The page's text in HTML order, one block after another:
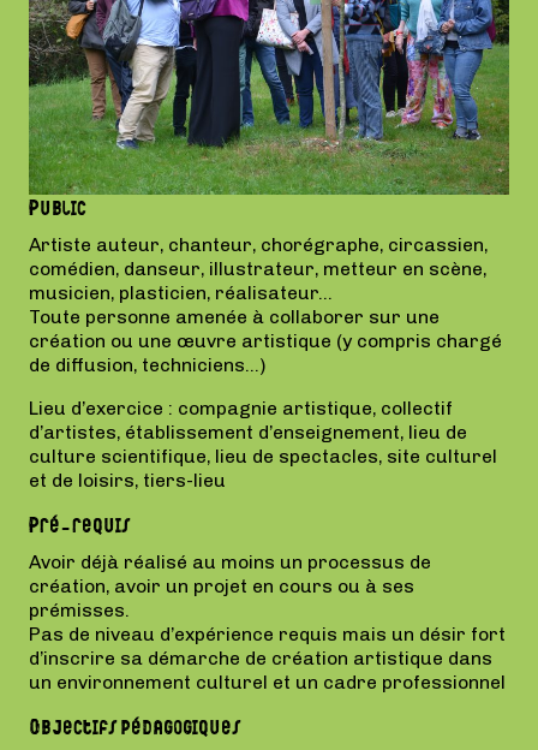
Public
Artiste auteur, chanteur, chorégraphe, circassien,
comédien, danseur, illustrateur, metteur en scène,
musicien, plasticien, réalisateur…
Toute personne amenée à collaborer sur une
création ou une œuvre artistique (y compris chargé
de diffusion, techniciens…)
Lieu d’exercice : compagnie artistique, collectif
d’artistes, établissement d’enseignement, lieu de
culture scientifique, lieu de spectacles, site culturel
et de loisirs, tiers-lieu
Pré-requis
Avoir déjà réalisé au moins un processus de
création, avoir un projet en cours ou à ses
prémisses.
Pas de niveau d’expérience requis mais un désir fort
d’inscrire sa démarche de création artistique dans
un environnement culturel et un cadre professionnel
Objectifs pédagogiques